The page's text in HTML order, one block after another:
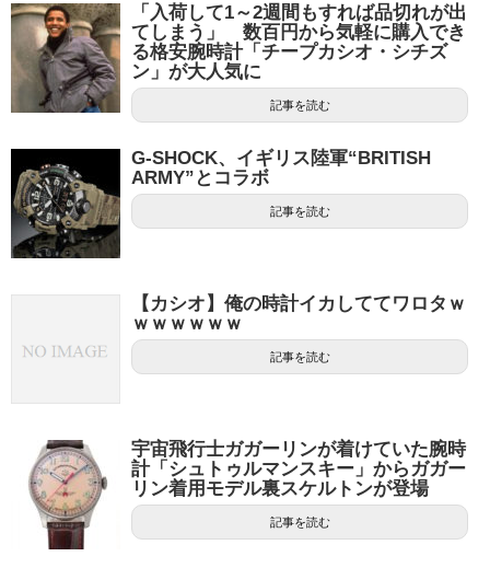
「入荷して1～2週間もすれば品切れが出
てしまう」 数百円から気軽に購入でき
る格安腕時計「チープカシオ・シチズ
ン」が大人気に
記事を読む
G-SHOCK、イギリス陸軍“BRITISH
ARMY”とコラボ
記事を読む
【カシオ】俺の時計イカしててワロタｗ
ｗｗｗｗｗｗ
記事を読む
宇宙飛行士ガガーリンが着けていた腕時
計「シュトゥルマンスキー」からガガー
リン着用モデル裏スケルトンが登場
記事を読む